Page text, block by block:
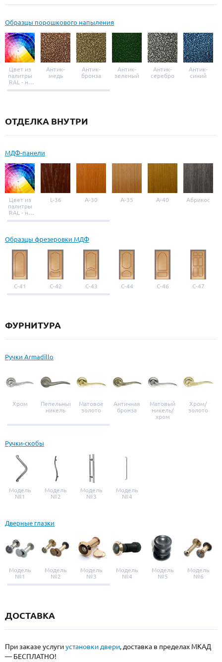
Образцы порошкового напыления
Цвет из
палитры
RAL - на
выбор
Антик-
медь
Антик-
бронза
Антик-
зеленый
Антик-
серебро
Антик-
синий
ОТДЕЛКА ВНУТРИ
МДФ-панели
Цвет из
палитры
RAL - на
выбор
L-36 A-30 A-35 A-40 Абрикос
Образцы фрезеровки МДФ
С-41 С-42 С-43 С-44 С-46 С-47
ФУРНИТУРА
Ручки Armadillo
Хром
Пепельный
никель
Матовое
золото
Античная
бронза
Матовый
никель/
хром
Хром/
золото
Ручки-скобы
Модель
№1
Модель
№2
Модель
№3
Модель
№4
Дверные глазки
Модель
№1
Модель
№2
Модель
№3
Модель
№4
Модель
№5
Модель
№6
ДОСТАВКА
При заказе услугиустановки двери, доставка в пределах МКАД
— БЕСПЛАТНО!